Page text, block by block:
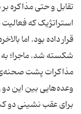
تقابل و حتی مذاکره
استراتژیک که
قرار داده بود. اما
شکسته شد. ماجرا؛ به
مذاکرات پشت صحنه‌ی
وعده‌هایی بین این
برای عقب نشینی دو